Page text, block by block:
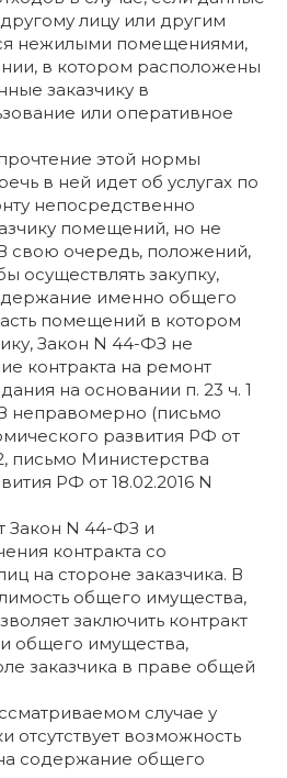
лицу или другим
нежилыми помещениями,
в котором расположены
заказчику в
или оперативное
этой нормы
в ней идет об услугах по
непосредственно
помещений, но не
свою очередь, положений,
осуществлять закупку,
именно общего
помещений в котором
Закон N 44-ФЗ не
контракта на ремонт
на основании п. 23 ч. 1
неправомерно (письмо
развития РФ от
письмо Министерства
РФ от 18.02.2016 N
Закон N 44-ФЗ и
контракта со
на стороне заказчика. В
общего имущества,
заключить контракт
общего имущества,
заказчика в праве общей
случае у
отсутствует возможность
содержание общего